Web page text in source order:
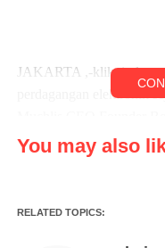
JAKARTA ,-
perdagangan elektronik
Metta Palupi
You may also
RELATED TOPICS: